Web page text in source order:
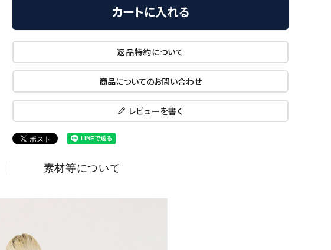
カートに入れる
返品特約について
商品についてのお問い合わせ
レビューを書く
素材等について